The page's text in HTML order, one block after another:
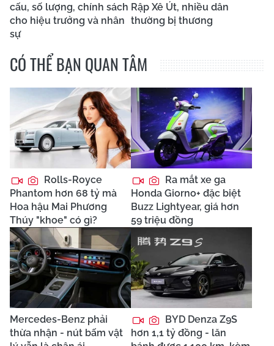
cấu, số lượng, chính sách
cho hiệu trưởng và nhân
sự
Rập Xê Út, nhiều dân
thường bị thương
CÓ THỂ BẠN QUAN TÂM
Rolls-Royce
Phantom hơn 68 tỷ mà
Hoa hậu Mai Phương
Thúy "khoe" có gì?
Ra mắt xe ga
Honda Giorno+ đặc biệt
Buzz Lightyear, giá hơn
59 triệu đồng
Mercedes-Benz phải
thừa nhận - nút bấm vật
BYD Denza Z9S
hơn 1,1 tỷ đồng - lăn